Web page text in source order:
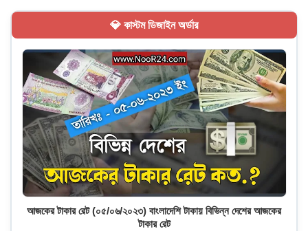
💎 কাস্টম ডিজাইন অর্ডার
আজকের টাকার রেট (০৫/০৬/২০২৩) বাংলাদেশি টাকায় বিভিন্ন দেশের আজকের
টাকার রেট